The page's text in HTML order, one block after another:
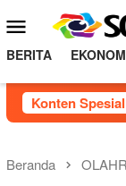
o
a
e
u
M
b
BERITA
Konten Spesial
Surya
Beranda